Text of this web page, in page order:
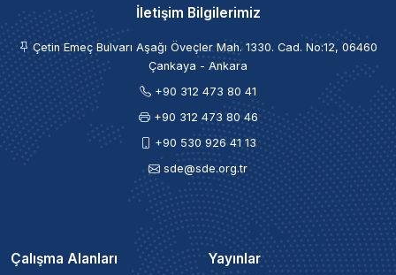
İletişim Bilgilerimiz
Çetin Emeç Bulvarı Aşağı Öveçler Mah. 1330. Cad. No:12, 06460
Çankaya - Ankara
+90 312 473 80 41
+90 312 473 80 46
+90 530 926 41 13
sde@sde.org.tr
Çalışma Alanları Yayınlar